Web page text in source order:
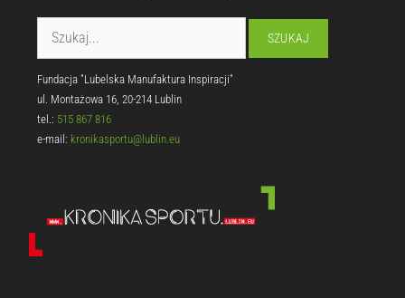
Fundacja "Lubelska Manufaktura Inspiracji"
ul. Montażowa 16, 20-214 Lublin
tel.: 515 867 816
e-mail: kronikasportu@lublin.eu